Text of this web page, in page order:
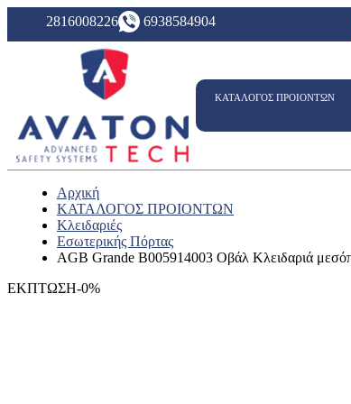
2816008226 6938584904
ΚΑΤΑΛΟΓΟΣ ΠΡΟΙΟΝΤΩΝ
Αρχική
ΚΑΤΑΛΟΓΟΣ ΠΡΟΙΟΝΤΩΝ
Κλειδαριές
Εσωτερικής Πόρτας
AGB Grande B005914003 Οβάλ Κλειδαριά
ΕΚΠΤΩΣΗ-0%